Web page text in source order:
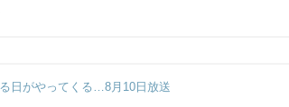
日がやってくる…8月10日放送